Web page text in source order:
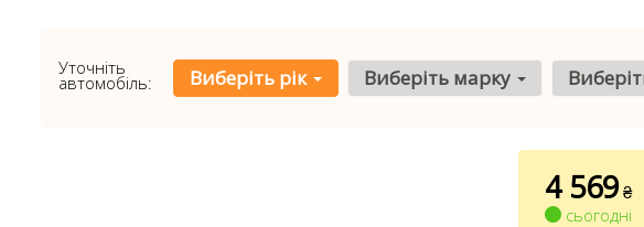
Уточніть
автомобіль: Виберіть рік Виберіть марку
4 569 ₴
сьогодні